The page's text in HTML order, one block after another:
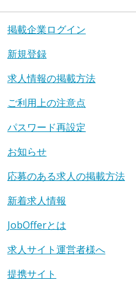
掲載企業ログイン
新規登録
求人情報の掲載方法
ご利用上の注意点
パスワード再設定
お知らせ
応募のある求人の掲載方法
新着求人情報
JobOfferとは
求人サイト運営者様へ
提携サイト